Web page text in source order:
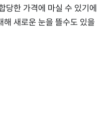
당한 가격에 마실 수 있기에
새로운 눈을 뜰수도 있을